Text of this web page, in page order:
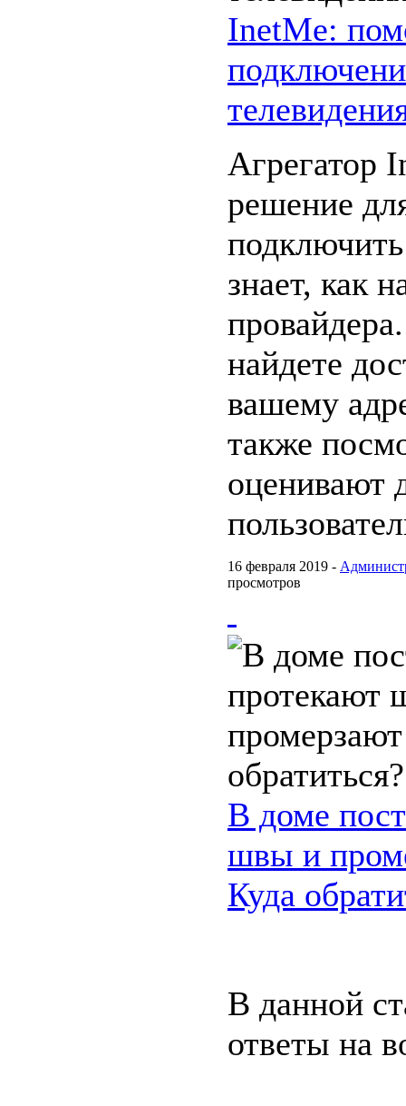
InetMe:
Агрегатор
решение
знает, как
найдете
вашему
также
оценивают
16 февраля 2019 -
просмотров
В доме
швы и
Куда
В данной
ответы на